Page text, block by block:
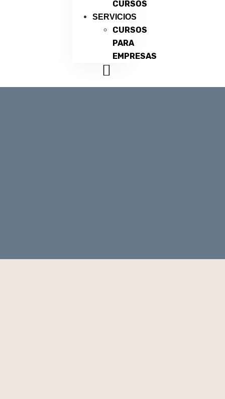
CURSOS
SERVICIOS
CURSOS
PARA
EMPRESAS